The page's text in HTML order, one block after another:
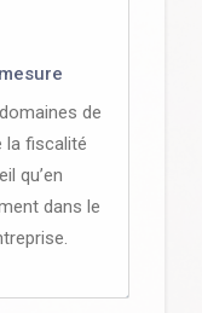
de
la fiscalité
qu’en
dans le